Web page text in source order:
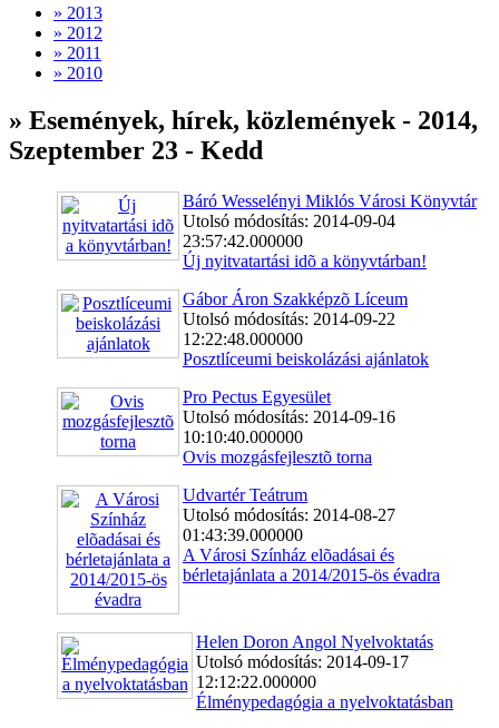
» 2013
» 2012
» 2011
» 2010
» Események, hírek, közlemények - 2014,
Szeptember 23 - Kedd
Báró Wesselényi Miklós Városi Könyvtár
Utolsó módosítás: 2014-09-04
23:57:42.000000
Új nyitvatartási idõ a könyvtárban!
Gábor Áron Szakképzõ Líceum
Utolsó módosítás: 2014-09-22
12:22:48.000000
Posztlíceumi beiskolázási ajánlatok
Pro Pectus Egyesület
Utolsó módosítás: 2014-09-16
10:10:40.000000
Ovis mozgásfejlesztõ torna
Udvartér Teátrum
Utolsó módosítás: 2014-08-27
01:43:39.000000
A Városi Színház elõadásai és
bérletajánlata a 2014/2015-ös évadra
Helen Doron Angol Nyelvoktatás
Utolsó módosítás: 2014-09-17
12:12:22.000000
Élménypedagógia a nyelvoktatásban